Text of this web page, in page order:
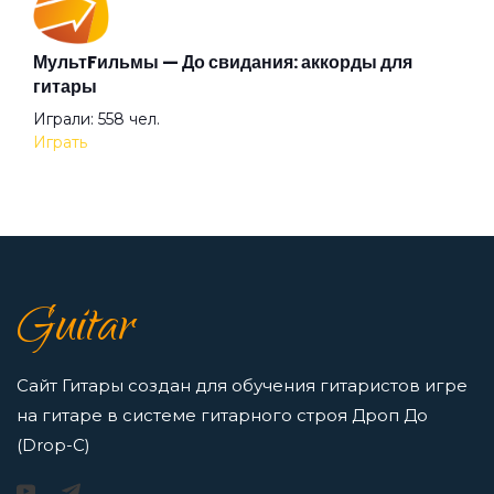
Поговори со мной
Помоги ближнему
Пружина
Аккорды для начинающих играть на гитаре —
легкие и простые песни на гитаре
Просмотров: 23260 чел.
Перейти
Просмотров: 16419 чел.
Перейти
МультFильмы — До свидания: аккорды для
гитары
Играли: 558 чел.
Играть
Guitar
Сайт Гитары создан для обучения гитаристов игре
на гитаре в системе гитарного строя Дроп До
(Drop-C)